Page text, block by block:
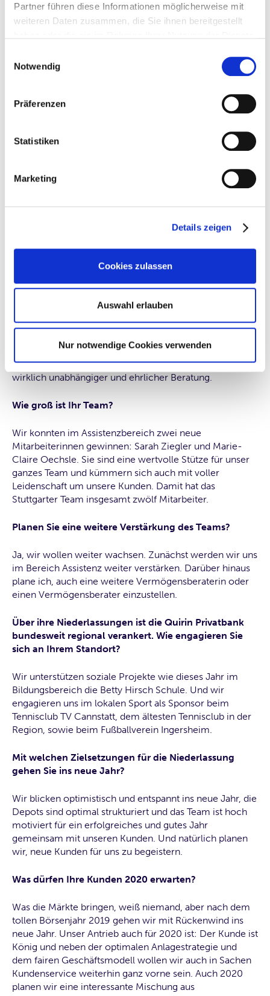
Partner führen diese Informationen möglicherweise mit
weiteren Daten zusammen, die Sie ihnen bereitgestellt
willigen Sie gem. Art. 49 Abs. 1 DSGVO ein, dass auch
möglich, dass die übermittelten Daten durch lokale
Behörden verarbeitet werden.
Notwendig
Präferenzen
Statistiken
Marketing
Details zeigen
Cookies zulassen
Auswahl erlauben
Nur notwendige Cookies verwenden
Die Quirin Privatbank hat ihr Anlagekonzept um den
Bilanz?
Geld anzulegen und dabei ein optimales Rendite- und
unsere Kunden angelegt.
der Umgang damit, Unsicherheit in Politik und
Wirtschaft, Zukunftssorgen sowie der Wunsch nach
wirklich unabhängiger und ehrlicher Beratung.
Wie groß ist Ihr Team?
Wir konnten im Assistenzbereich zwei neue
Mitarbeiterinnen gewinnen: Sarah Ziegler und Marie-
Claire Oechsle. Sie sind eine wertvolle Stütze für unser
ganzes Team und kümmern sich auch mit voller
Leidenschaft um unsere Kunden. Damit hat das
Stuttgarter Team insgesamt zwölf Mitarbeiter.
Planen Sie eine weitere Verstärkung des Teams?
Ja, wir wollen weiter wachsen. Zunächst werden wir uns
im Bereich Assistenz weiter verstärken. Darüber hinaus
plane ich, auch eine weitere Vermögensberaterin oder
einen Vermögensberater einzustellen.
Über ihre Niederlassungen ist die Quirin Privatbank
bundesweit regional verankert. Wie engagieren Sie
sich an Ihrem Standort?
Wir unterstützen soziale Projekte wie dieses Jahr im
Bildungsbereich die Betty Hirsch Schule. Und wir
engagieren uns im lokalen Sport als Sponsor beim
Tennisclub TV Cannstatt, dem ältesten Tennisclub in der
Region, sowie beim Fußballverein Ingersheim.
Mit welchen Zielsetzungen für die Niederlassung
gehen Sie ins neue Jahr?
Wir blicken optimistisch und entspannt ins neue Jahr, die
Depots sind optimal strukturiert und das Team ist hoch
motiviert für ein erfolgreiches und gutes Jahr
gemeinsam mit unseren Kunden. Und natürlich planen
wir, neue Kunden für uns zu begeistern.
Was dürfen Ihre Kunden 2020 erwarten?
Was die Märkte bringen, weiß niemand, aber nach dem
tollen Börsenjahr 2019 gehen wir mit Rückenwind ins
neue Jahr. Unser Antrieb auch für 2020 ist: Der Kunde ist
König und neben der optimalen Anlagestrategie und
dem fairen Geschäftsmodell wollen wir auch in Sachen
Kundenservice weiterhin ganz vorne sein. Auch 2020
planen wir eine interessante Mischung aus